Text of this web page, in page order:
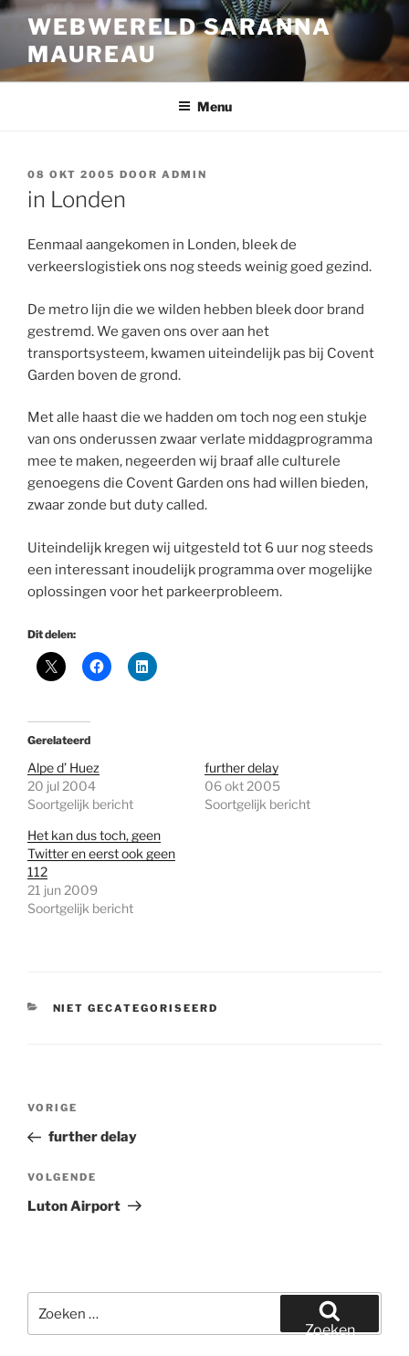
Ga
inhoud
WEBWERELD SARANNA
MAUREAU
Menu
GEPLAATST
OP
08 OKT 2005 DOOR ADMIN
in Londen
Eenmaal aangekomen in Londen, bleek de
verkeerslogistiek ons nog steeds weinig goed gezind.
De metro lijn die we wilden hebben bleek door brand
gestremd. We gaven ons over aan het
transportsysteem, kwamen uiteindelijk pas bij Covent
Garden boven de grond.
Met alle haast die we hadden om toch nog een stukje
van ons onderussen zwaar verlate middagprogramma
mee te maken, negeerden wij braaf alle culturele
genoegens die Covent Garden ons had willen bieden,
zwaar zonde but duty called.
Uiteindelijk kregen wij uitgesteld tot 6 uur nog steeds
een interessant inoudelijk programma over mogelijke
oplossingen voor het parkeerprobleem.
Dit delen:
Gerelateerd
Alpe d’ Huez
20 jul 2004
Soortgelijk bericht
further delay
06 okt 2005
Soortgelijk bericht
Het kan dus toch, geen
Twitter en eerst ook geen
112
21 jun 2009
Soortgelijk bericht
CATEGORIEËN
NIET GECATEGORISEERD
Bericht
Vorig
bericht
VORIGE
further delay
Volgend
bericht
VOLGENDE
Luton Airport
naar:
Zoeken